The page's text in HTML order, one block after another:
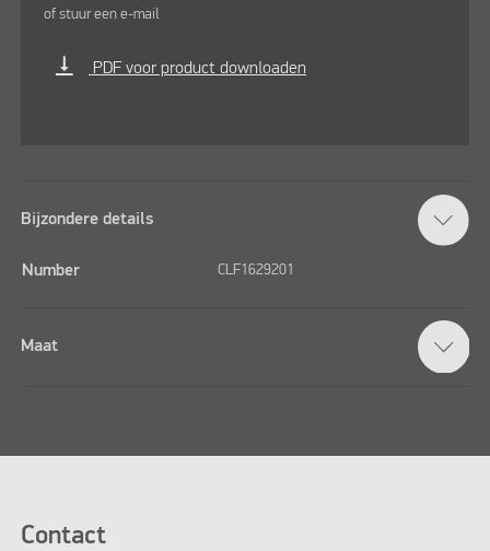
of stuur een e-mail
vertical_align_bottom PDF voor product downloaden
Bijzondere details
Number CLF1629201
Maat
Contact